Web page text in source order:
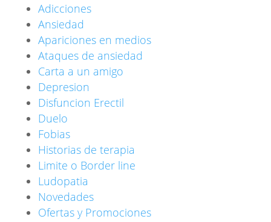
Adicciones
Ansiedad
Apariciones en medios
Ataques de ansiedad
Carta a un amigo
Depresion
Disfuncion Erectil
Duelo
Fobias
Historias de terapia
Limite o Border line
Ludopatia
Novedades
Ofertas y Promociones